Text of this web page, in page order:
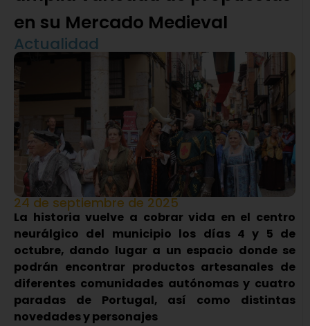
en su Mercado Medieval
Actualidad
24 de septiembre de 2025
La historia vuelve a cobrar vida en el centro
neurálgico del municipio los días 4 y 5 de
octubre, dando lugar a un espacio donde se
podrán encontrar productos artesanales de
diferentes comunidades autónomas y cuatro
paradas de Portugal, así como distintas
novedades y personajes